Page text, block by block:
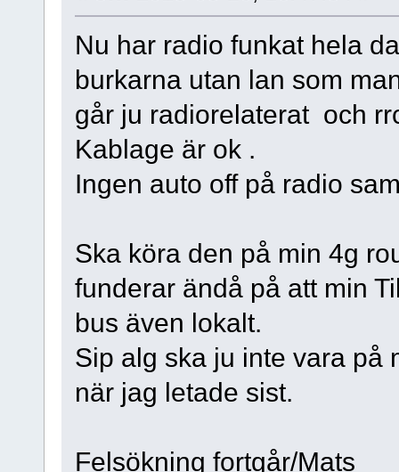
Nu har radio funkat hela
burkarna utan lan som
går ju radiorelaterat och
Kablage är ok .
Ingen auto off på radio
Ska köra den på min 4g
funderar ändå på att min
bus även lokalt.
Sip alg ska ju inte vara på
när jag letade sist.
Felsökning fortgår/Mats